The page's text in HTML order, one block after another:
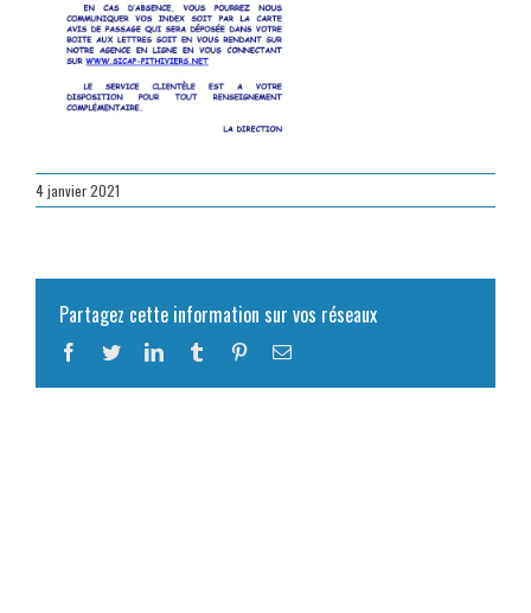
4 janvier 2021
Partagez cette information sur vos réseaux
Facebook
TwitterLinkedInTumblr PinterestEmail